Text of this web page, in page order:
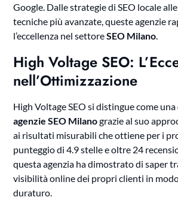
Google. Dalle strategie di SEO locale
tecniche più avanzate, queste agenzie
l’eccellenza nel settoreSEO Milano
High Voltage SEO:
nell’Ottimizzazione
High Voltage SEO si distingue come una
agenzie SEO Milanograzie al suo
ai risultati misurabili che ottiene per i
punteggio di 4.9 stelle e oltre 24
questa agenzia ha dimostrato di saper
visibilità online dei propri clienti in
duraturo.